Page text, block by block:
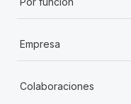
Empresa
Colaboraciones